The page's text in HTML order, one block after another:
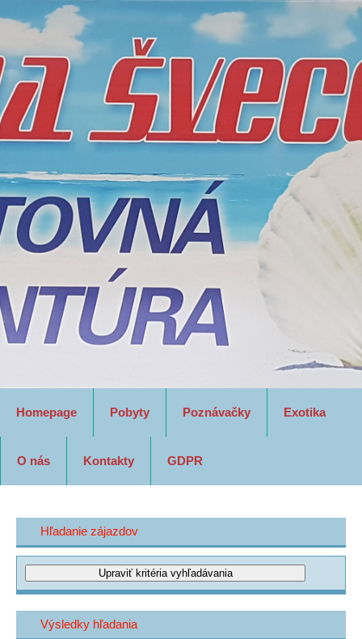
Homepage Pobyty Poznávačky Exotika
O nás Kontakty GDPR
Hľadanie zájazdov
Výsledky hľadania